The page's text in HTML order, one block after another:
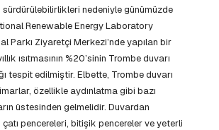
sürdürülebilirlikleri nedeniyle günümüzde
Renewable Energy Laboratory
Parkı Ziyaretçi Merkezi’nde yapılan bir
ısıtmasının %20’sinin Trombe duvarı
tespit edilmiştir. Elbette, Trombe duvarı
özellikle aydınlatma gibi bazı
üstesinden gelmelidir. Duvardan
pencereleri, bitişik pencereler ve yeterli